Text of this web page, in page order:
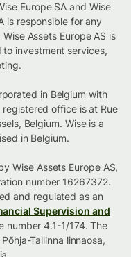
Europe SA and Wise
is responsible for any
Assets Europe AS is
investment services,
in Belgium with
office is at Rue
Belgium. Wise is a
in Belgium.
Wise Assets Europe AS,
number 16267372.
and regulated as an
Supervision and
number 4.1-1/174. The
Tallinna linnaosa,